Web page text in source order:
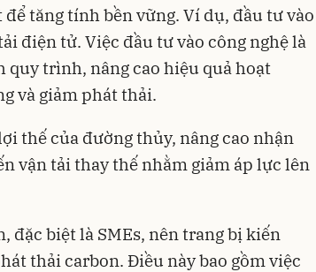
tăng tính bền vững. Ví dụ, đầu tư vào
điện tử. Việc đầu tư vào công nghệ là
quy trình, nâng cao hiệu quả hoạt
và giảm phát thải.
thế của đường thủy, nâng cao nhận
vận tải thay thế nhằm giảm áp lực lên
đặc biệt là SMEs, nên trang bị kiến
thải carbon. Điều này bao gồm việc